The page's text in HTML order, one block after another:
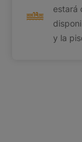
estará
y la